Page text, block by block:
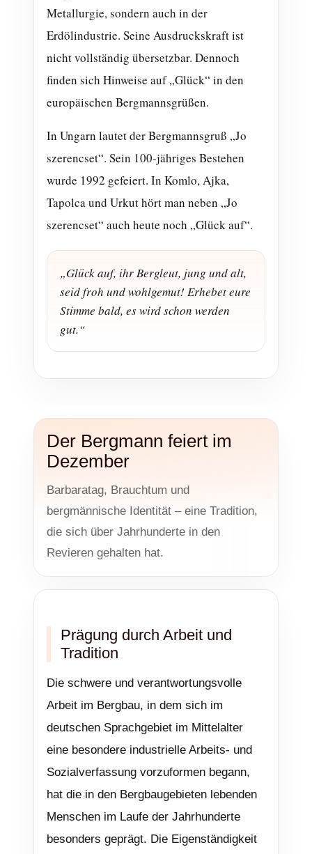
Metallurgie, sondern auch in der
Erdölindustrie. Seine Ausdruckskraft ist
nicht vollständig übersetzbar. Dennoch
finden sich Hinweise auf „Glück“ in den
europäischen Bergmannsgrüßen.
In Ungarn lautet der Bergmannsgruß „Jo
szerencset“. Sein 100-jähriges Bestehen
wurde 1992 gefeiert. In Komlo, Ajka,
Tapolca und Urkut hört man neben „Jo
szerencset“ auch heute noch „Glück auf“.
„Glück auf, ihr Bergleut, jung und alt,
seid froh und wohlgemut! Erhebet eure
Stimme bald, es wird schon werden
gut.“
Der Bergmann feiert im
Dezember
Barbaratag, Brauchtum und
bergmännische Identität – eine Tradition,
die sich über Jahrhunderte in den
Revieren gehalten hat.
Prägung durch Arbeit und
Tradition
Die schwere und verantwortungsvolle
Arbeit im Bergbau, in dem sich im
deutschen Sprachgebiet im Mittelalter
eine besondere industrielle Arbeits- und
Sozialverfassung vorzuformen begann,
hat die in den Bergbaugebieten lebenden
Menschen im Laufe der Jahrhunderte
besonders geprägt. Die Eigenständigkeit